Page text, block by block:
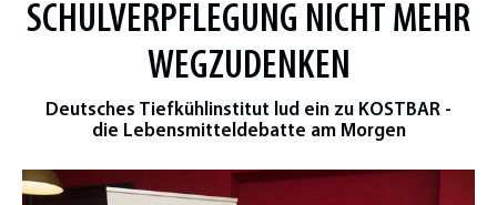
SCHULVERPFLEGUNG NICHT MEHR
WEGZUDENKEN
Deutsches Tiefkühlinstitut lud ein zu KOSTBAR -
die Lebensmitteldebatte am Morgen